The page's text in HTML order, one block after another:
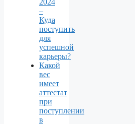
–
Куда
поступить
для
успешной
карьеры?
Какой
вес
имеет
аттестат
при
поступлении
в